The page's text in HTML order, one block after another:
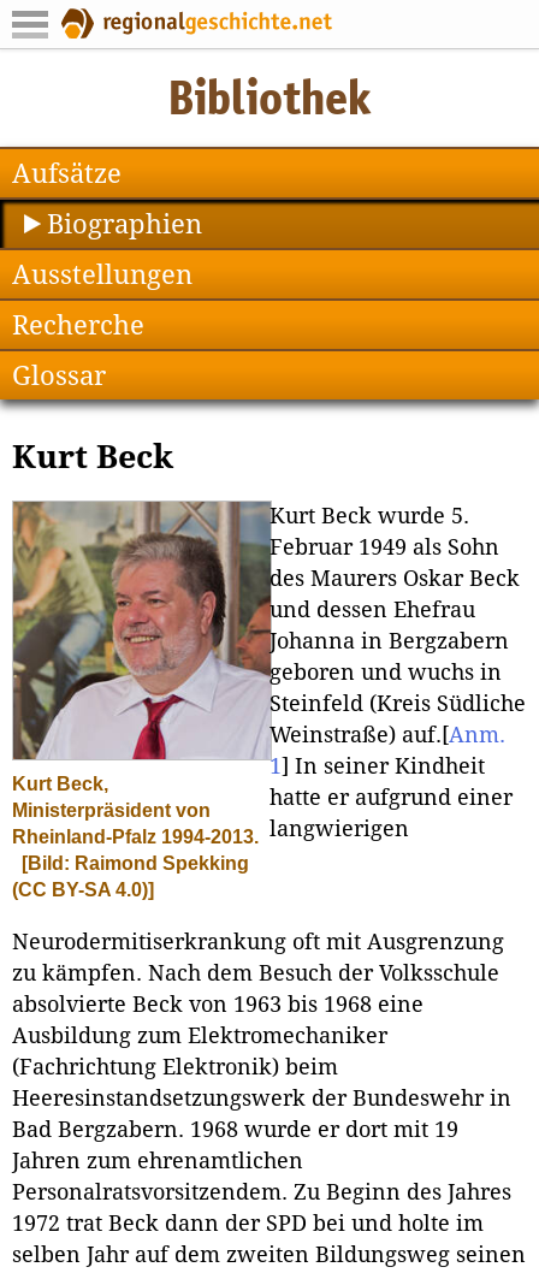
Aufsätze
Biographien
Ausstellungen
Recherche
Glossar
Kurt Beck
Kurt Beck,
Ministerpräsident von
Rheinland-Pfalz 1994-2013.
[Bild: Raimond Spekking
(CC BY-SA 4.0)]
Kurt Beck wurde 5.
Februar 1949 als Sohn
des Maurers Oskar Beck
und dessen Ehefrau
Johanna in Bergzabern
geboren und wuchs in
Steinfeld (Kreis Südliche
Weinstraße) auf. [Anm.
1] In seiner Kindheit
hatte er aufgrund einer
langwierigen
Neurodermitiserkrankung oft mit Ausgrenzung
zu kämpfen. Nach dem Besuch der Volksschule
absolvierte Beck von 1963 bis 1968 eine
Ausbildung zum Elektromechaniker
(Fachrichtung Elektronik) beim
Heeresinstandsetzungswerk der Bundeswehr in
Bad Bergzabern. 1968 wurde er dort mit 19
Jahren zum ehrenamtlichen
Personalratsvorsitzendem. Zu Beginn des Jahres
1972 trat Beck dann der SPD bei und holte im
selben Jahr auf dem zweiten Bildungsweg seinen